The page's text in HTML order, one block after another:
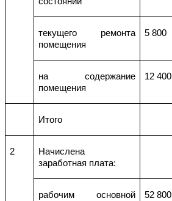
текущего ремонта
помещения
5 800
на содержание
помещения
12 400
Итого
2
Начислена
заработная плата:
рабочим основной
52 800